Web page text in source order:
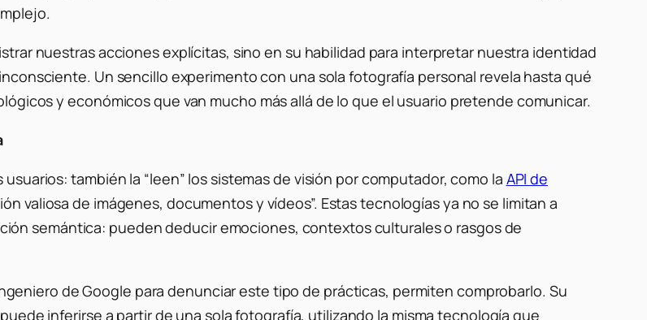
nuestras acciones explícitas, sino en su habilidad para interpretar nuestra identidad
Un sencillo experimento con una sola fotografía personal revela hasta qué
y económicos que van mucho más allá de lo que el usuario pretende comunicar.
también la “leen” los sistemas de visión por computador, como la API de
valiosa de imágenes, documentos y vídeos”. Estas tecnologías ya no se limitan a
semántica: pueden deducir emociones, contextos culturales o rasgos de
de Google para denunciar este tipo de prácticas, permiten comprobarlo. Su
inferirse a partir de una sola fotografía, utilizando la misma tecnología que